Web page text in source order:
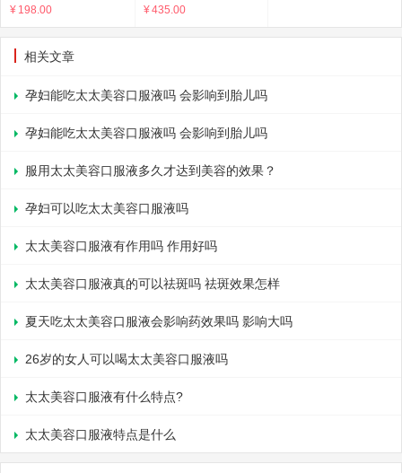
¥ 198.00
¥435.00
相关文章
孕妇能吃太太美容口服液吗 会影响到胎儿吗
孕妇能吃太太美容口服液吗 会影响到胎儿吗
服用太太美容口服液多久才达到美容的效果？
孕妇可以吃太太美容口服液吗
太太美容口服液有作用吗 作用好吗
太太美容口服液真的可以祛斑吗 祛斑效果怎样
夏天吃太太美容口服液会影响药效果吗 影响大吗
26岁的女人可以喝太太美容口服液吗
太太美容口服液有什么特点?
太太美容口服液特点是什么